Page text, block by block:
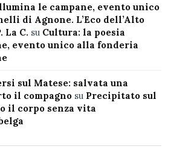
le campane, evento unico
di Agnone. L’Eco dell’Alto
La C. su Cultura: la poesia
evento unico alla fonderia
sul Matese: salvata una
il compagno su Precipitato sul
il corpo senza vita